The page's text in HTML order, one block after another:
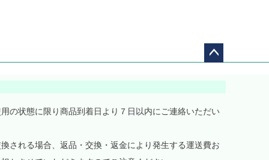
ジト
ップ
へ
の状態に限り商品到着日より７日以内にご連絡いただい
される場合、返品・交換・返金により発生する運送費お